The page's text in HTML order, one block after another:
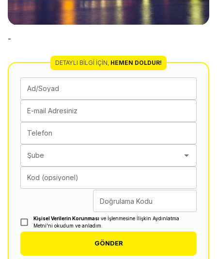
-
DETAYLI BILGI İÇIN HEMEN DOLDUR!
Ad/Soyad
E-mail Adresiniz
Telefon
Şube
Kod (opsiyonel)
Doğrulama Kodu
Kişisel Verilerin Korunması ve İşlenmesine İlişkin Aydınlatma
Metni'ni okudum ve anladım.
GÖNDER